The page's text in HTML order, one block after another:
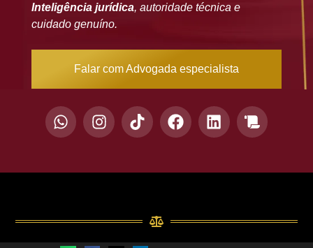
Inteligência jurídica, autoridade técnica e
cuidado genuíno.
Falar com Advogada especialista